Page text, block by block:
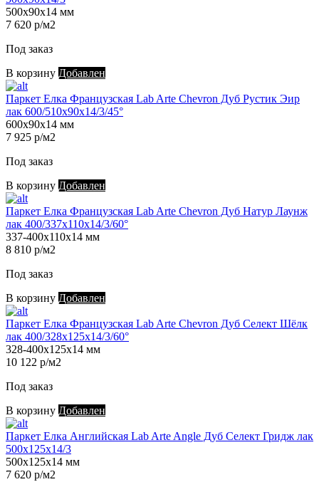
500х90х14 мм
7 620 р/м2
Под заказ
В корзину Добавлен
Паркет Елка Французская Lab Arte Chevron Дуб Рустик Эир
лак 600/510х90х14/3/45°
600х90х14 мм
7 925 р/м2
Под заказ
В корзину Добавлен
Паркет Елка Французская Lab Arte Chevron Дуб Натур Лаунж
лак 400/337х110х14/3/60°
337-400х110х14 мм
8 810 р/м2
Под заказ
В корзину Добавлен
Паркет Елка Французская Lab Arte Chevron Дуб Селект Шёлк
лак 400/328х125х14/3/60°
328-400х125х14 мм
10 122 р/м2
Под заказ
В корзину Добавлен
Паркет Елка Английская Lab Arte Angle Дуб Селект Гридж лак
500х125х14/3
500х125х14 мм
7 620 р/м2